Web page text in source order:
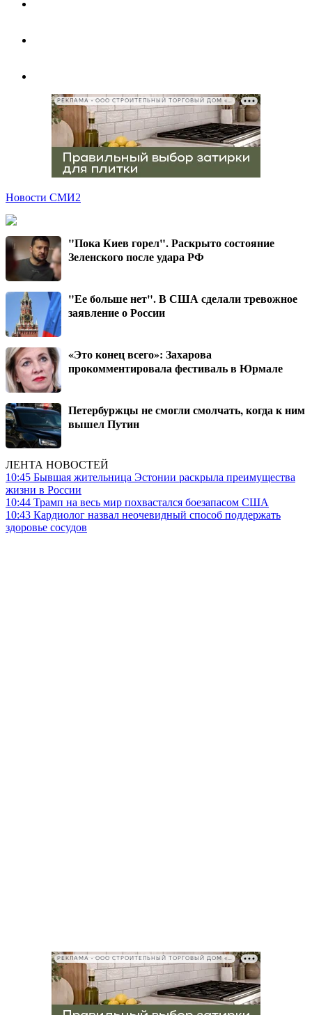
РЕКЛАМА • ООО СТРОИТЕЛЬНЫЙ ТОРГОВЫЙ ДОМ «ПЕТРОВИЧ», ИНН 7802348846
Новости СМИ2
"Пока Киев горел". Раскрыто состояние
Зеленского после удара РФ
"Ее больше нет". В США сделали тревожное
заявление о России
«Это конец всего»: Захарова
прокомментировала фестиваль в Юрмале
Петербуржцы не смогли смолчать, когда к ним
вышел Путин
ЛЕНТА НОВОСТЕЙ
10:45 Бывшая жительница Эстонии раскрыла преимущества
жизни в России
10:44 Трамп на весь мир похвастался боезапасом США
10:43 Кардиолог назвал неочевидный способ поддержать
здоровье сосудов
РЕКЛАМА • ООО СТРОИТЕЛЬНЫЙ ТОРГОВЫЙ ДОМ «ПЕТРОВИЧ», ИНН 7802348846